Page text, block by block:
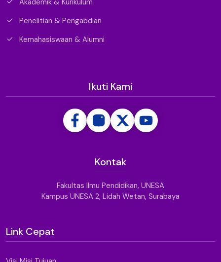
Penelitian & Pengabdian
Kemahasiswaan & Alumni
Ikuti Kami
Kontak
Fakultas Ilmu Pendidikan, UNESA
Kampus UNESA 2, Lidah Wetan, Surabaya
Link Cepat